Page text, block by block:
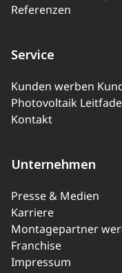
Referenzen
Service
Kunden werben
Photovoltaik
Kontakt
Unternehmen
Presse & Medien
Karriere
Montagepartner
Franchise
Impressum